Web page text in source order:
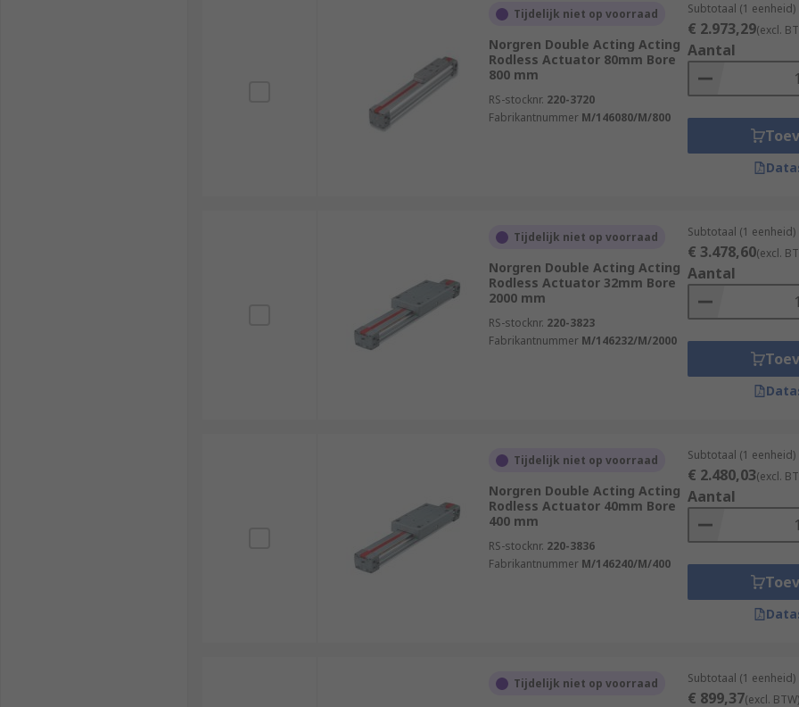
Tijdelijk niet op voorraad
Norgren Double Acting Acting
Rodless Actuator 80mm Bore
800 mm
RS-stocknr. 220-3720
Fabrikantnummer M/146080/M/800
Subtotaal (1 eenheid)
€ 2.973,29(excl.
Aantal
Tijdelijk niet op voorraad
Norgren Double Acting Acting
Rodless Actuator 32mm Bore
2000 mm
RS-stocknr. 220-3823
Fabrikantnummer M/146232/M/2000
Subtotaal (1 eenheid)
€ 3.478,60(excl.
Aantal
Tijdelijk niet op voorraad
Norgren Double Acting Acting
Rodless Actuator 40mm Bore
400 mm
RS-stocknr. 220-3836
Fabrikantnummer M/146240/M/400
Subtotaal (1 eenheid)
€ 2.480,03(excl.
Aantal
Tijdelijk niet op voorraad Subtotaal (1 eenheid)
€ 899,37(excl. BTW)